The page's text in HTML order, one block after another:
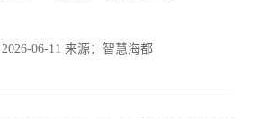
2026-06-11 来源：智慧海都